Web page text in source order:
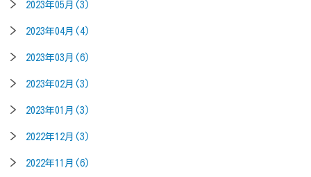
2023年05月(3)
2023年04月(4)
2023年03月(6)
2023年02月(3)
2023年01月(3)
2022年12月(3)
2022年11月(6)